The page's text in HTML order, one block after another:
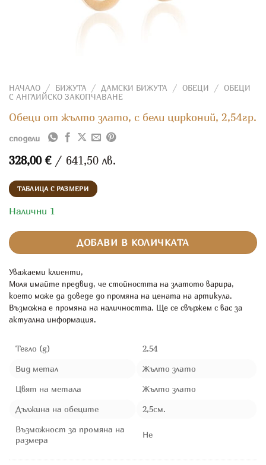
НАЧАЛО / БИЖУТА / ДАМСКИ БИЖУТА / ОБЕЦИ / ОБЕЦИ
С АНГЛИЙСКО ЗАКОПЧАВАНЕ
Обеци от жълто злато, с бели цирконий, 2,54гр.
сподели
328,00 €/ 641,50 лв.
ТАБЛИЦА С РАЗМЕРИ
Налични 1
ДОБАВИ В КОЛИЧКАТА
Уважаеми клиенти,
Моля имайте предвид, че стойността на златото варира,
което може да доведе до промяна на цената на артикула.
Възможна е промяна на наличността. Ще се свържем с вас за
актуална информация.
Тегло (g)
2,54
Вид метал
Жълто злато
Цвят на метала
Жълто злато
Дължина на обеците
2,5см.
Възможност за промяна на
размера
Не